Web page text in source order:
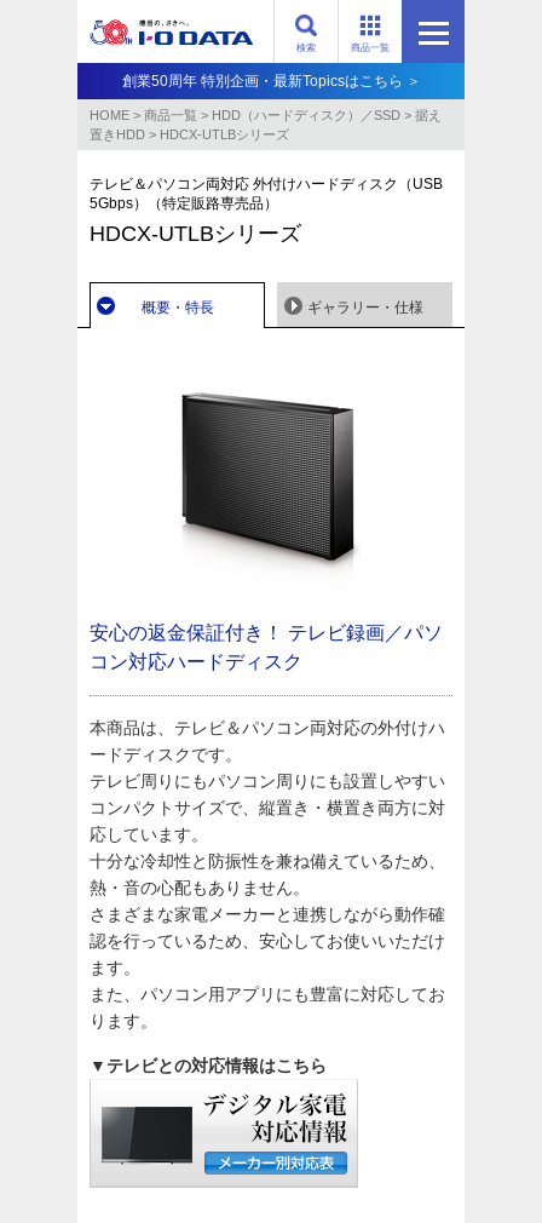
商品一覧
検索
創業50周年 特別企画・最新Topicsはこちら ＞
HOME > 商品一覧 > HDD（ハードディスク）／SSD > 据え
置きHDD > HDCX-UTLBシリーズ
テレビ＆パソコン両対応 外付けハードディスク（USB
5Gbps）（特定販路専売品）
HDCX-UTLBシリーズ
概要・特長 ギャラリー・仕様
安心の返金保証付き！
テレビ録画／パソ
コン対応ハードディスク
本商品は、テレビ＆パソコン両対応の外付けハ
ードディスクです。
テレビ周りにもパソコン周りにも設置しやすい
コンパクトサイズで、縦置き・横置き両方に対
応しています。
十分な冷却性と防振性を兼ね備えているため、
熱・音の心配もありません。
さまざまな家電メーカーと連携しながら動作確
認を行っているため、安心してお使いいただけ
ます。
また、パソコン用アプリにも豊富に対応してお
ります。
▼テレビとの対応情報はこちら